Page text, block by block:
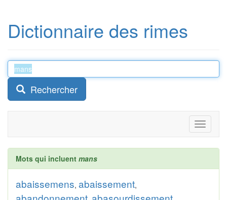
Dictionnaire des rimes
Rechercher
Toggle
Mots qui incluent mans
abaissemens, abaissement,